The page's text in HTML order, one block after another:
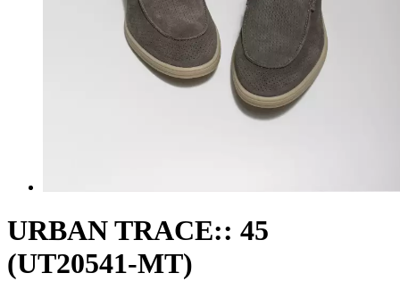
URBAN TRACE:: 45
(UT20541-MT)